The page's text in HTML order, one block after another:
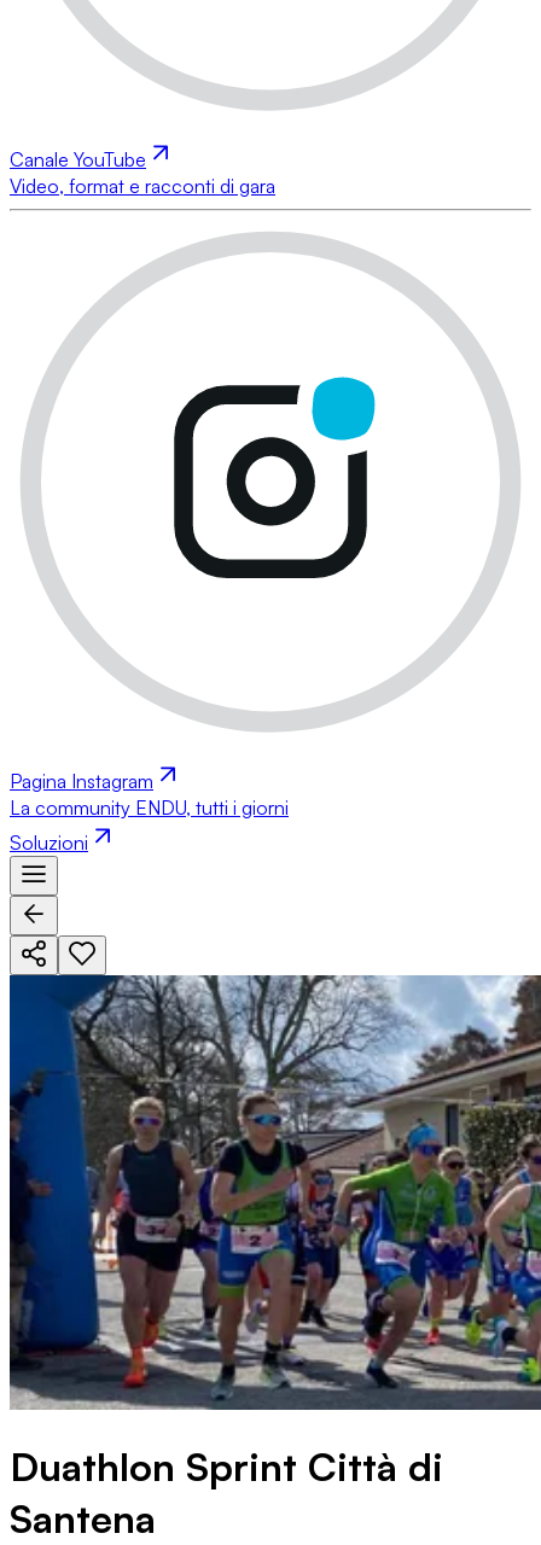
Canale YouTube
Video, format e racconti di gara
Pagina Instagram
La community ENDU, tutti i giorni
Soluzioni
Duathlon Sprint Città di
Santena